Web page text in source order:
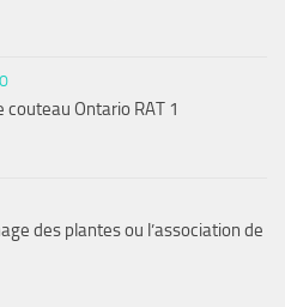
couteau Ontario RAT 1
des plantes ou l’association de